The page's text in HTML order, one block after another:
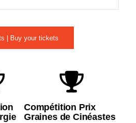
| Buy your tickets
Compétition Prix
Graines de Cinéastes